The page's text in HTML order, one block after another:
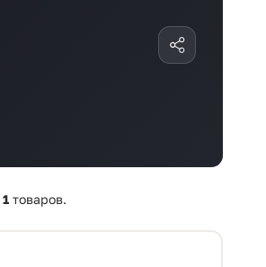
1 товаров.